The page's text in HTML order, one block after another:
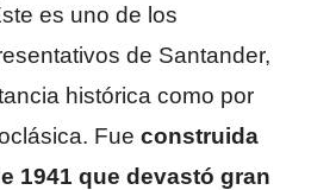
es uno de los
de Santander,
histórica como por
Fue construida
1941 que devastó gran